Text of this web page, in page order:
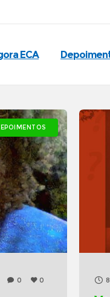
ECA
0 0